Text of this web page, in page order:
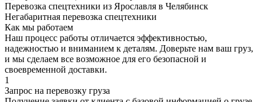
Перевозка спецтехники из Ярославля в Челябинск
Негабаритная перевозка спецтехники
Как мы работаем
Наш процесс работы отличается эффективностью,
надежностью и вниманием к деталям. Доверьте нам ваш груз,
и мы сделаем все возможное для его безопасной и
своевременной доставки.
1
Запрос на перевозку груза